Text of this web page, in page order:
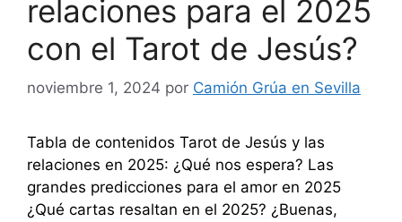
relaciones para el 2025
con el Tarot de Jesús?
noviembre 1, 2024 por Camión Grúa en Sevilla
Tabla de contenidos Tarot de Jesús y las
relaciones en 2025: ¿Qué nos espera? Las
grandes predicciones para el amor en 2025
¿Qué cartas resaltan en el 2025? ¿Buenas,